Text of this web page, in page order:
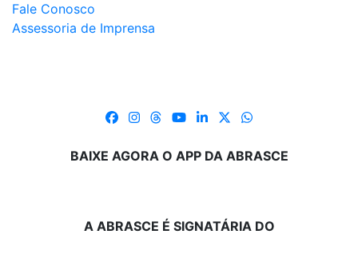
Fale Conosco
Assessoria de Imprensa
BAIXE AGORA O APP DA ABRASCE
A ABRASCE É SIGNATÁRIA DO